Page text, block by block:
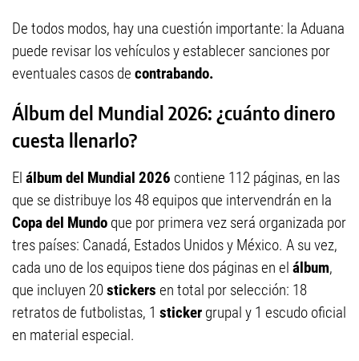
De todos modos, hay una cuestión importante: la Aduana
puede revisar los vehículos y establecer sanciones por
eventuales casos de contrabando.
Álbum del Mundial 2026: ¿cuánto dinero
cuesta llenarlo?
El álbum del Mundial 2026 contiene 112 páginas, en las
que se distribuye los 48 equipos que intervendrán en la
Copa del Mundo que por primera vez será organizada por
tres países: Canadá, Estados Unidos y México. A su vez,
cada uno de los equipos tiene dos páginas en el álbum,
que incluyen 20stickers en total por selección: 18
retratos de futbolistas, 1 sticker grupal y 1 escudo oficial
en material especial.